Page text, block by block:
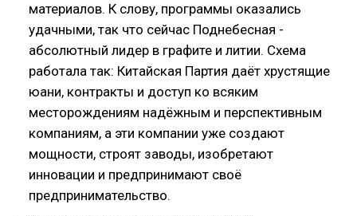
материалов. К слову, программы оказались
удачными, так что сейчас Поднебесная -
абсолютный лидер в графите и литии. Схема
работала так: Китайская Партия даёт хрустящие
юани, контракты и доступ ко всяким
месторождениям надёжным и перспективным
компаниям, а эти компании уже создают
мощности, строят заводы, изобретают
инновации и предпринимают своё
предпринимательство.